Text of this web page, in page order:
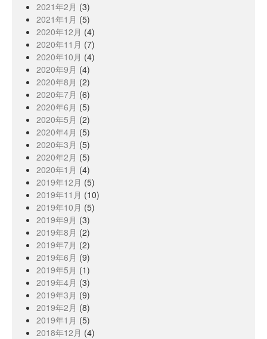
2021年2月 (3)
2021年1月 (5)
2020年12月 (4)
2020年11月 (7)
2020年10月 (4)
2020年9月 (4)
2020年8月 (2)
2020年7月 (6)
2020年6月 (5)
2020年5月 (2)
2020年4月 (5)
2020年3月 (5)
2020年2月 (5)
2020年1月 (4)
2019年12月 (5)
2019年11月 (10)
2019年10月 (5)
2019年9月 (3)
2019年8月 (2)
2019年7月 (2)
2019年6月 (9)
2019年5月 (1)
2019年4月 (3)
2019年3月 (9)
2019年2月 (8)
2019年1月 (5)
2018年12月 (4)